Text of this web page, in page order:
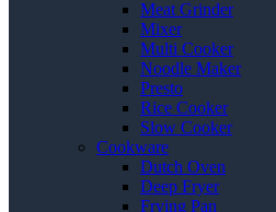
Meat Grinder
Mixer
Multi Cooker
Noodle Maker
Presto
Rice Cooker
Slow Cooker
Cookware
Dutch Oven
Deep Fryer
Frying Pan